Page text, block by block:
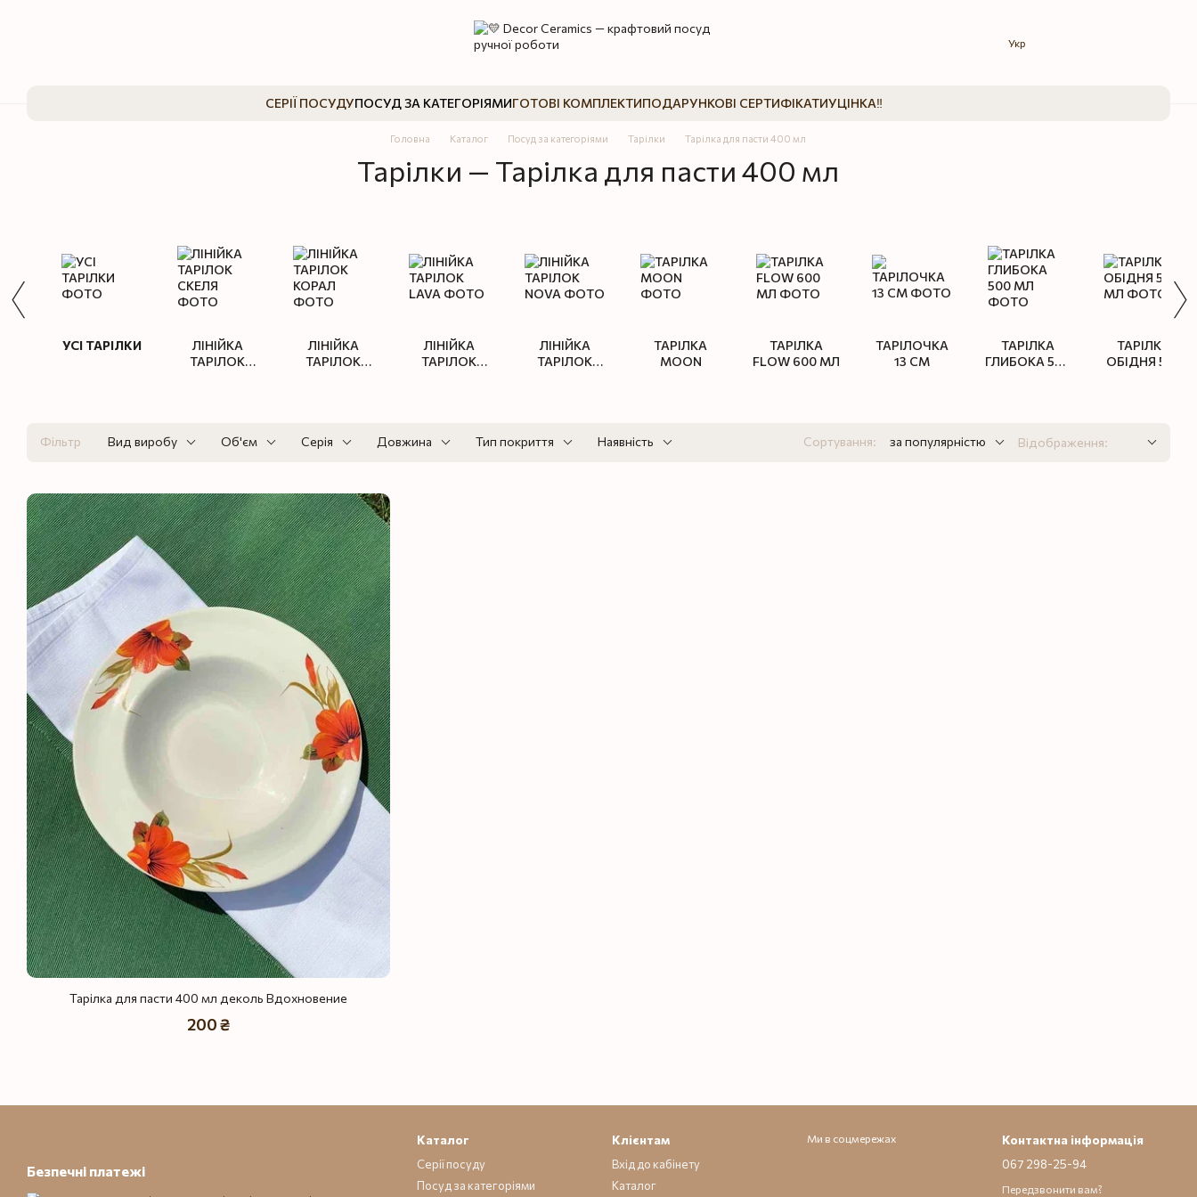
Укр
СЕРІЇ ПОСУДУПОСУД ЗА КАТЕГОРІЯМИГОТОВІ КОМПЛЕКТИПОДАРУНКОВІ СЕРТИФІКАТИУЦІНКА‼️
Головна Каталог Посуд за категоріями Тарілки Тарілка для пасти 400 мл
Тарілки — Тарілка для пасти 400 мл
УСІ ТАРІЛКИ
ЛІНІЙКА
ТАРІЛОК
ЛІНІЙКА
ТАРІЛОК
ЛІНІЙКА
ТАРІЛОК
ЛІНІЙКА
ТАРІЛОК
ТАРІЛКА
MOON
ТАРІЛКА
FLOW 600 МЛ
ТАРІЛОЧКА
13 СМ
ТАРІЛКА
ГЛИБОКА 500
ТАРІЛКА
ОБІДНЯ 550
Фільтр Вид виробу Об'єм Серія Довжина Тип покриття Наявність Сортування: за популярністю Відображення:
Тарілка для пасти 400 мл деколь Вдохновение
200 ₴
Безпечні платежі
Каталог
Серії посуду
Посуд за категоріями
Клієнтам
Вхід до кабінету
Каталог
Ми в соцмережах Контактна інформація
067 298-25-94
Передзвонити вам?